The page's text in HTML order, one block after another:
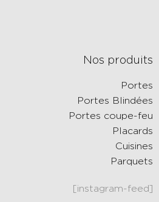
Nos produits
Portes
Portes Blindées
Portes coupe-feu
Placards
Cuisines
Parquets
[instagram-feed]